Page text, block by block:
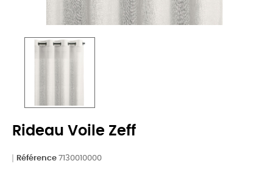
Rideau Voile Zeff
Référence 7130010000